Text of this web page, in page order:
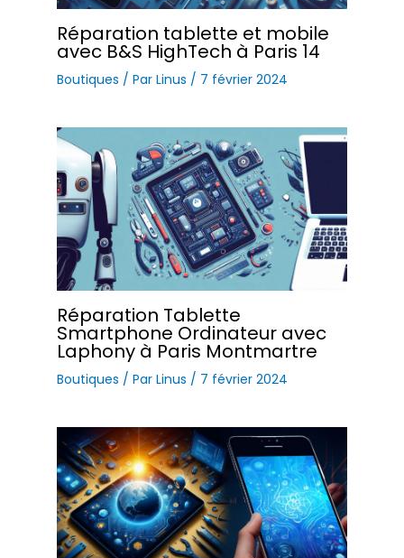
Réparation tablette et mobile
avec B&S HighTech à Paris 14
Boutiques / Par Linus / 7 février 2024
Réparation Tablette
Smartphone Ordinateur avec
Laphony à Paris Montmartre
Boutiques / Par Linus / 7 février 2024